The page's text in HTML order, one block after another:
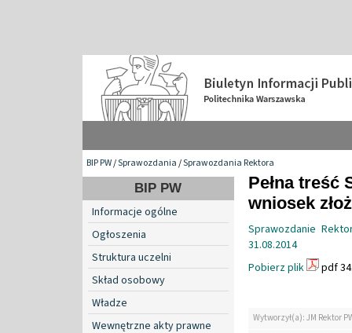
BIP PW/Sprawozdania/Sprawozdania Rektora
BIP PW
Informacje ogólne
Ogłoszenia
Struktura uczelni
Skład osobowy
Władze
Wewnętrzne akty prawne
Pełna treść
wniosek
Sprawozdanie
31.08.2014
Pobierz plik
pdf
Wytworzył(a): JM Rektor